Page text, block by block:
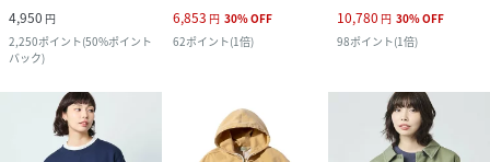
4,950 円
2,250ポイント(50%ポイント
バック)
6,853 円 30%OFF
62ポイント(1倍)
10,780 円 30%OFF
98ポイント(1倍)